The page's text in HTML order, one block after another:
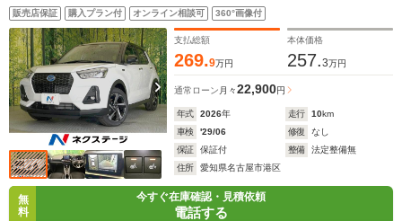
減 レーダークルーズ コーナーセンサー スマートキ
ー LEDヘッド 純正17インチアルミ オートハイビー
ム 車線逸脱警報
販売店保証 購入プラン付 オンライン相談可 360°画像付
支払総額
269.9万円
本体価格
257.3万円
通常ローン 月々22,900円
年式 2026年 走行 10km
車検
'29/06 修復
なし
保証
保証付 整備
法定整備無
住所
愛知県名古屋市港区
無
料
今すぐ在庫確認・見積依頼
電話する